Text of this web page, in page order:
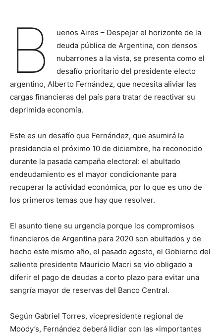
B
uenos Aires – Despejar el horizonte de la
deuda pública de Argentina, con densos
nubarrones a la vista, se presenta como el
desafío prioritario del presidente electo
argentino, Alberto Fernández, que necesita aliviar las
cargas financieras del país para tratar de reactivar su
deprimida economía.
Este es un desafío que Fernández, que asumirá la
presidencia el próximo 10 de diciembre, ha reconocido
durante la pasada campaña electoral: el abultado
endeudamiento es el mayor condicionante para
recuperar la actividad económica, por lo que es uno de
los primeros temas que hay que resolver.
El asunto tiene su urgencia porque los compromisos
financieros de Argentina para 2020 son abultados y de
hecho este mismo año, el pasado agosto, el Gobierno del
saliente presidente Mauricio Macri se vio obligado a
diferir el pago de deudas a corto plazo para evitar una
sangría mayor de reservas del Banco Central.
Según Gabriel Torres, vicepresidente regional de
Moody’s, Fernández deberá lidiar con las «importantes